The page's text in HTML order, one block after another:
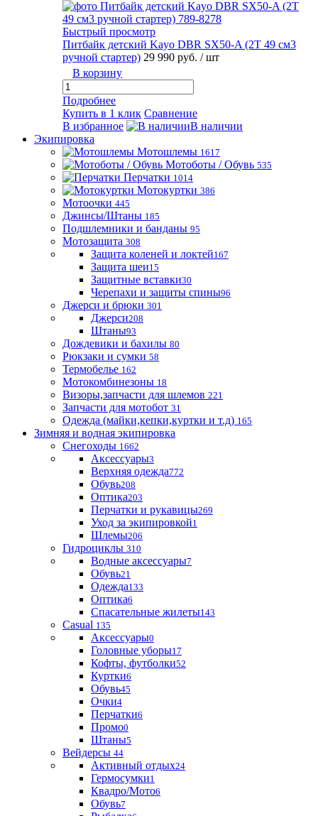
Быстрый просмотр
Питбайк детский Kayo DBR SX50-A (2T 49 см3
ручной стартер) 29 990 руб. / шт
В корзину
Подробнее
Купить в 1 клик Сравнение
В избранное
В наличии
Экипировка
Мотошлемы 1617
Мотоботы / Обувь 535
Перчатки 1014
Мотокуртки 386
Мотоочки 445
Джинсы/Штаны 185
Подшлемники и банданы 95
Мотозащита 308
Защита коленей и локтей167
Защита шеи15
Защитные вставки30
Черепахи и защиты спины96
Джерси и брюки 301
Джерси208
Штаны93
Дождевики и бахилы 80
Рюкзаки и сумки 58
Термобелье 162
Мотокомбинезоны 18
Визоры,запчасти для шлемов 221
Запчасти для мотобот 31
Одежда (майки,кепки,куртки и т.д) 165
Зимняя и водная экипировка
Снегоходы 1662
Аксессуары3
Верхняя одежда772
Обувь208
Оптика203
Перчатки и рукавицы269
Уход за экипировкой1
Шлемы206
Гидроциклы 310
Водные аксессуары7
Обувь21
Одежда133
Оптика6
Спасательные жилеты143
Casual 135
Аксессуары0
Головные уборы17
Кофты, футболки52
Куртки6
Обувь45
Очки4
Перчатки6
Промо0
Штаны5
Вейдерсы 44
Активный отдых24
Гермосумки1
Квадро/Мото6
Обувь7